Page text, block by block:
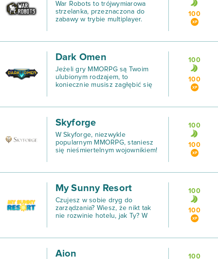
War Robots to trójwymiarowa
strzelanka, przeznaczona do
zabawy w trybie multiplayer.
100
Dark Omen
Jeżeli gry MMORPG są Twoim
ulubionym rodzajem, to
koniecznie musisz zagłębić się
100
100
Skyforge
W Skyforge, niezwykle
popularnym MMORPG, staniesz
się nieśmiertelnym wojownikiem!
100
100
My Sunny Resort
Czujesz w sobie dryg do
zarządzania? Wiesz, że nikt tak
nie rozwinie hotelu, jak Ty? W
Resort i stwórz plażowe
do
100
100
Aion 100